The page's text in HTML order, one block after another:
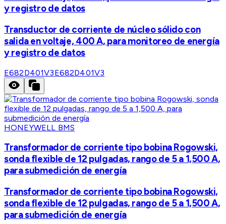
y registro de datos
Transductor de corriente de núcleo sólido con
salida en voltaje, 400 A, para monitoreo de energía
y registro de datos
E682D401V3E682D401V3
HONEYWELL BMS
Transformador de corriente tipo bobina Rogowski,
sonda flexible de 12 pulgadas, rango de 5 a 1,500 A,
para submedición de energía
Transformador de corriente tipo bobina Rogowski,
sonda flexible de 12 pulgadas, rango de 5 a 1,500 A,
para submedición de energía